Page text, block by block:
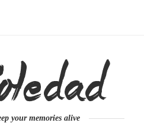
your memories alive